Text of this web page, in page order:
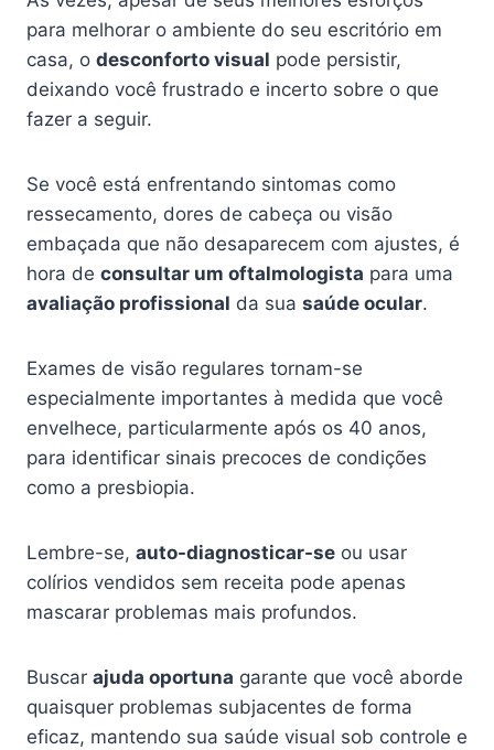
para melhorar o ambiente do seu escritório em
casa, o desconforto visual pode persistir,
deixando você frustrado e incerto sobre o que
fazer a seguir.
Se você está enfrentando sintomas como
ressecamento, dores de cabeça ou visão
embaçada que não desaparecem com ajustes, é
hora de consultar um oftalmologista para uma
avaliação profissional da sua saúde ocular.
Exames de visão regulares tornam-se
especialmente importantes à medida que você
envelhece, particularmente após os 40 anos,
para identificar sinais precoces de condições
como a presbiopia.
Lembre-se, auto-diagnosticar-se ou usar
colírios vendidos sem receita pode apenas
mascarar problemas mais profundos.
Buscar ajuda oportuna garante que você aborde
quaisquer problemas subjacentes de forma
eficaz, mantendo sua saúde visual sob controle e